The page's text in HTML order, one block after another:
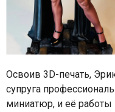
Освоив 3D-печать,
супруга
миниатюр, и её работы